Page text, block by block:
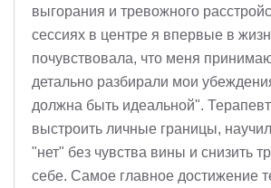
выгорания и тревожного
сессиях в центре я впервые в
почувствовала, что меня
детально разбирали мои
должна быть идеальной".
выстроить личные границы,
"нет" без чувства вины и снизить
себе. Самое главное достижение